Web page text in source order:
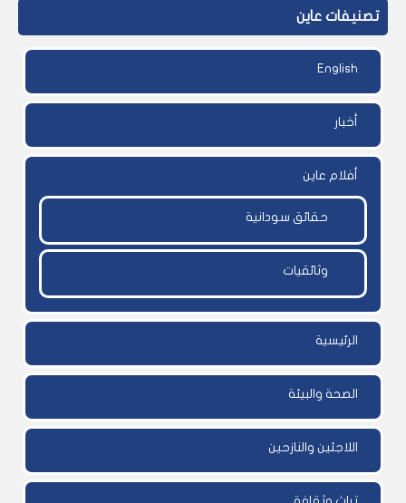
تصنيفات عاين
English
أخبار
أفلام عاين
حقائق سودانية
وثائقيات
الرئيسية
الصحة والبيئة
اللاجئين والنازحين